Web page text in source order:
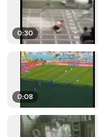
0:30
0:08